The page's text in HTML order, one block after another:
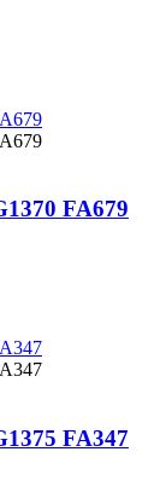
FA679
FA347